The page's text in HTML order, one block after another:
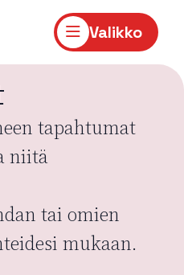
Valikko
tapahtumat
niitä
tai omien
mukaan.